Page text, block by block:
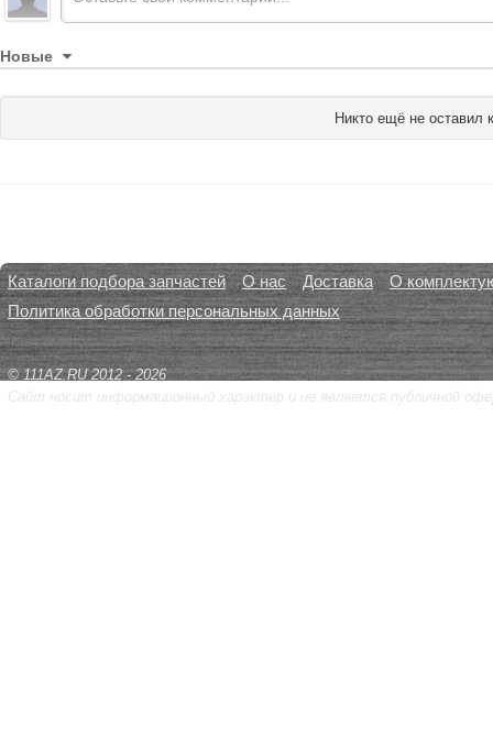
Новые
Никто ещё не оставил
Каталоги подбора запчастей О нас Доставка
О
Политика обработки персональных данных
© 111AZ.RU 2012 - 2026
Сайт носит информационный характер и не является публичной